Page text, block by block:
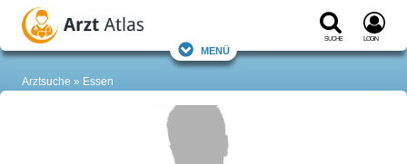
Suche Login
Menü
Arztsuche Essen